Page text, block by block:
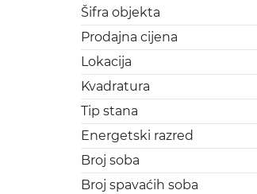
Šifra objekta
Prodajna cijena
Lokacija
Kvadratura
Tip stana
Energetski razred
Broj soba
Broj spavaćih soba